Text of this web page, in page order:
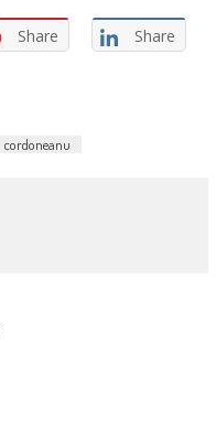
Share Share
cordoneanu